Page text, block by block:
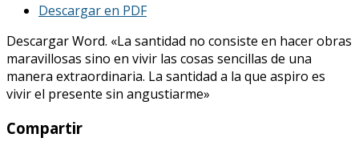
Descargar en PDF
Descargar Word. «La santidad no consiste en hacer obras
maravillosas sino en vivir las cosas sencillas de una
manera extraordinaria. La santidad a la que aspiro es
vivir el presente sin angustiarme»
Compartir